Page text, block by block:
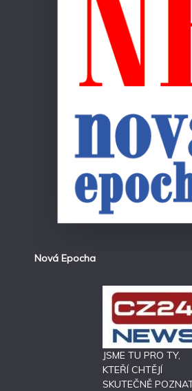
Nová Epocha
JSME TU PRO TY,
KTEŘÍ CHTĚJÍ
SKUTEČNĚ